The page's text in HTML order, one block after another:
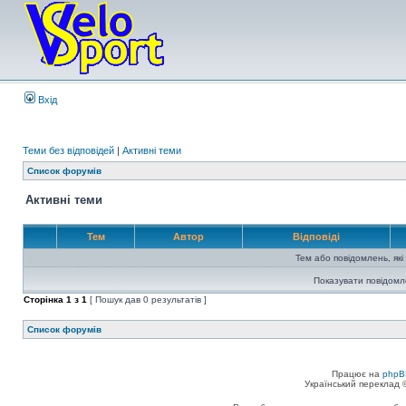
Вхід
Теми без відповідей | Активні теми
Список форумів
Активні теми
Тем Автор Відповіді
Тем або повідомлень,
Показувати
Сторінка 1 з 1 [ Пошук дав 0 результатів ]
Список форумів
Працює на
Український